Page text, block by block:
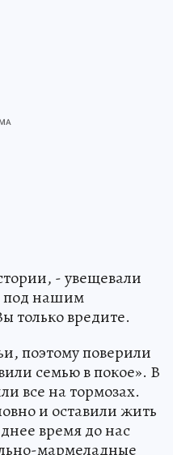
- увещевали
под нашим
только вредите.
поэтому поверили
семью в покое». В
все на тормозах.
и оставили жить
время до нас
мармеладные